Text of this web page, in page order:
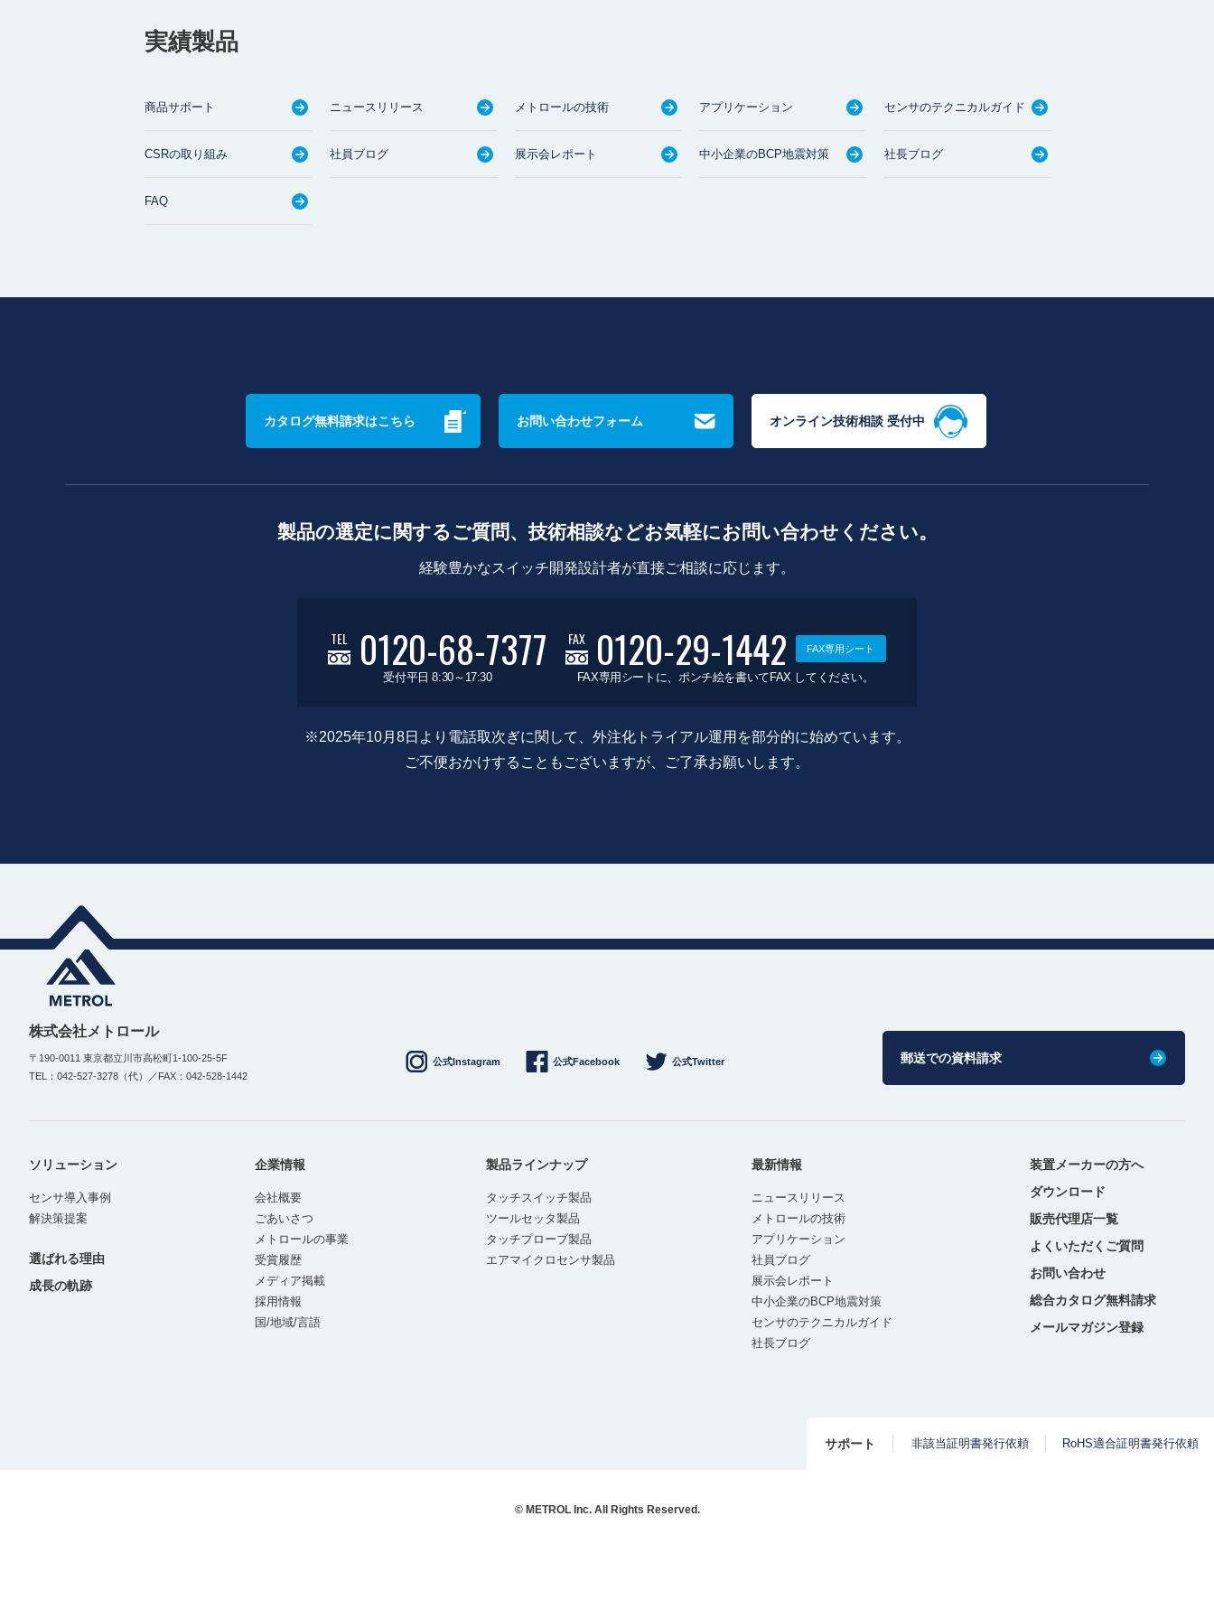
実績製品
商品サポート ニュースリリース メトロールの技術 アプリケーション センサのテクニカルガイド
CSRの取り組み 社員ブログ 展示会レポート 中小企業のBCP地震対策 社長ブログ
FAQ
カタログ無料請求はこちら お問い合わせフォーム オンライン技術相談 受付中
製品の選定に関するご質問、技術相談などお気軽にお問い合わせください。
経験豊かなスイッチ開発設計者が直接ご相談に応じます。
TEL 0120-68-7377
受付平日 8:30～17:30
FAX 0120-29-1442 FAX専用シート
FAX専用シートに、ポンチ絵を書いてFAX してください。
※2025年10月8日より電話取次ぎに関して、外注化トライアル運用を部分的に始めています。
ご不便おかけすることもございますが、ご了承お願いします。
株式会社メトロール
〒190-0011 東京都立川市高松町1-100-25-5F
TEL：042-527-3278（代）／FAX：042-528-1442
公式Instagram 公式Facebook 公式Twitter 郵送での資料請求
ソリューション
センサ導入事例
解決策提案
選ばれる理由
成長の軌跡
企業情報
会社概要
ごあいさつ
メトロールの事業
受賞履歴
メディア掲載
採用情報
国/地域/言語
製品ラインナップ
タッチスイッチ製品
ツールセッタ製品
タッチプローブ製品
エアマイクロセンサ製品
最新情報
ニュースリリース
メトロールの技術
アプリケーション
社員ブログ
展示会レポート
中小企業のBCP地震対策
センサのテクニカルガイド
社長ブログ
装置メーカーの方へ
ダウンロード
販売代理店一覧
よくいただくご質問
お問い合わせ
総合カタログ無料請求
メールマガジン登録
サポート 非該当証明書発行依頼 RoHS適合証明書発行依頼
© METROL Inc. All Rights Reserved.